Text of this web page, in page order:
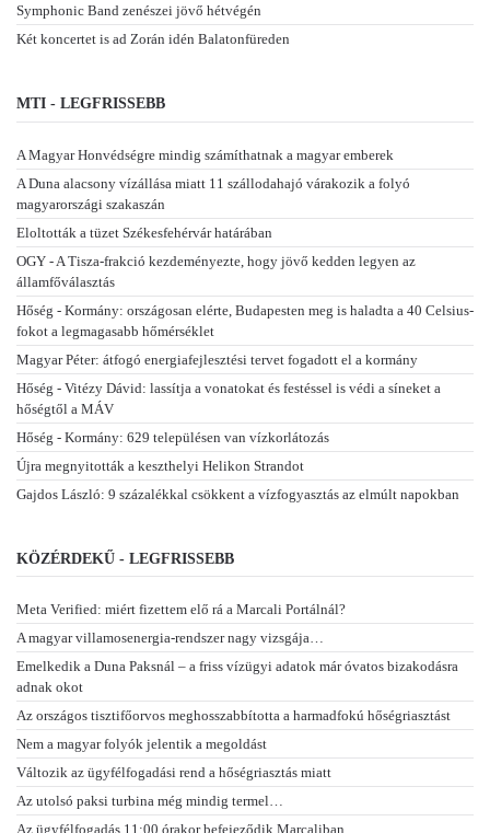
Symphonic Band zenészei jövő hétvégén
Két koncertet is ad Zorán idén Balatonfüreden
MTI - LEGFRISSEBB
A Magyar Honvédségre mindig számíthatnak a magyar emberek
A Duna alacsony vízállása miatt 11 szállodahajó várakozik a folyó
magyarországi szakaszán
Eloltották a tüzet Székesfehérvár határában
OGY - A Tisza-frakció kezdeményezte, hogy jövő kedden legyen az
államfőválasztás
Hőség - Kormány: országosan elérte, Budapesten meg is haladta a 40 Celsius-
fokot a legmagasabb hőmérséklet
Magyar Péter: átfogó energiafejlesztési tervet fogadott el a kormány
Hőség - Vitézy Dávid: lassítja a vonatokat és festéssel is védi a síneket a
hőségtől a MÁV
Hőség - Kormány: 629 településen van vízkorlátozás
Újra megnyitották a keszthelyi Helikon Strandot
Gajdos László: 9 százalékkal csökkent a vízfogyasztás az elmúlt napokban
KÖZÉRDEKŰ - LEGFRISSEBB
Meta Verified: miért fizettem elő rá a Marcali Portálnál?
A magyar villamosenergia-rendszer nagy vizsgája…
Emelkedik a Duna Paksnál – a friss vízügyi adatok már óvatos bizakodásra
adnak okot
Az országos tisztifőorvos meghosszabbította a harmadfokú hőségriasztást
Nem a magyar folyók jelentik a megoldást
Változik az ügyfélfogadási rend a hőségriasztás miatt
Az utolsó paksi turbina még mindig termel…
Az ügyfélfogadás 11:00 órakor befejeződik Marcaliban